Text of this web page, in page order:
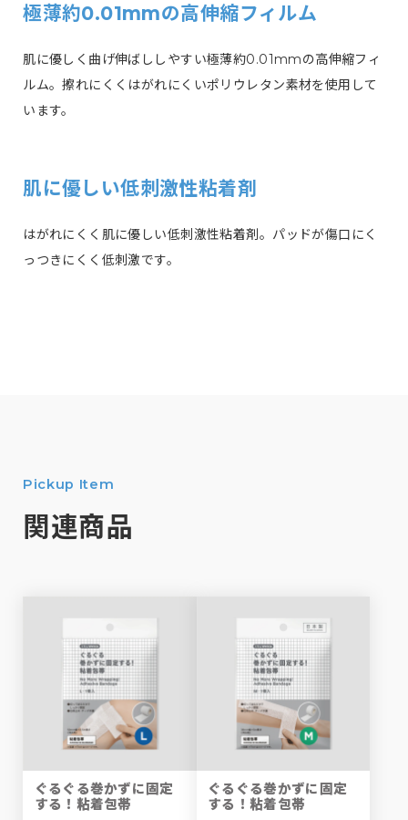
極薄約0.01mmの高伸縮フィルム
肌に優しく曲げ伸ばししやすい極薄約0.01mmの高伸縮フィ
ルム。擦れにくくはがれにくいポリウレタン素材を使用して
います。
肌に優しい低刺激性粘着剤
はがれにくく肌に優しい低刺激性粘着剤。パッドが傷口にく
っつきにくく低刺激です。
Pickup Item
関連商品
ぐるぐる巻かずに固定
する！粘着包帯
ぐるぐる巻かずに固定
する！粘着包帯